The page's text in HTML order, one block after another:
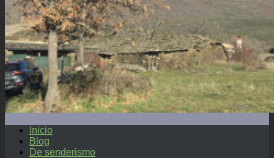
Inicio
Blog
De senderismo